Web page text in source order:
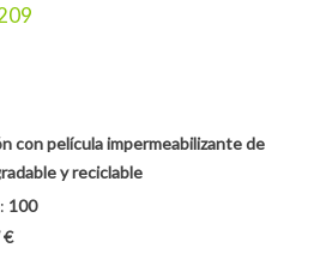
con película impermeabilizante de
y reciclable
100
€